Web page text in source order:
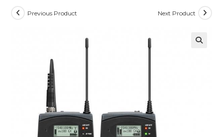
Previous Product Next Product